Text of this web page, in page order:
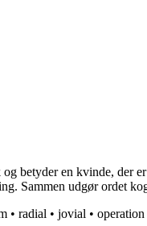
betyder en kvinde, der
Sammen udgør ordet
• radial • jovial • operation